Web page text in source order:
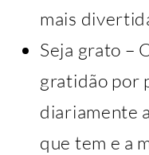
mais
Seja grato –
gratidão por
diariamente
que tem e a